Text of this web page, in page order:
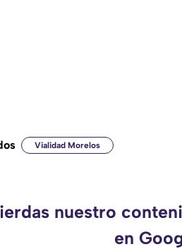
Vialidad Morelos
nuestro
en